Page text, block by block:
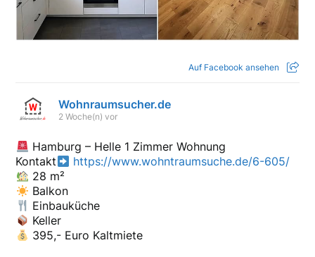
Auf Facebook ansehen
Wohnraumsucher.de
2 Woche(n) vor
Hamburg – Helle 1 Zimmer Wohnung
Kontakt
https://www.wohntraumsuche.de/6-605/
28 m²
Balkon
Einbauküche
Keller
395,- Euro Kaltmiete